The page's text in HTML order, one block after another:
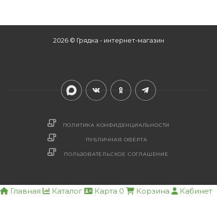
2026 © Грядка - интернет-магазин
ПОЛИТИКА КОНФИДЕНЦИАЛЬНОСТИ
ПУБЛИЧНАЯ ОФЕРТА
ПОЛЬЗОВАТЕЛЬСКОЕ СОГЛАШЕНИЕ
Главная Каталог Карта 0 Корзина Кабинет